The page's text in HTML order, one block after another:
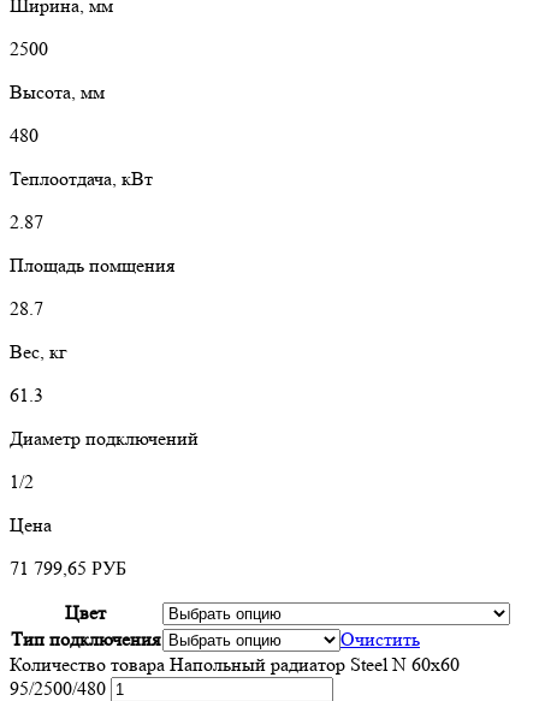
Ширина, мм
2500
Высота, мм
480
Теплоотдача, кВт
2.87
Площадь помщения
28.7
Вес, кг
61.3
Диаметр подключений
1/2
Цена
71 799,65 РУБ
Цвет
Тип подключения
Очистить
Количество товара Напольный радиатор Steel N 60х60
95/2500/480